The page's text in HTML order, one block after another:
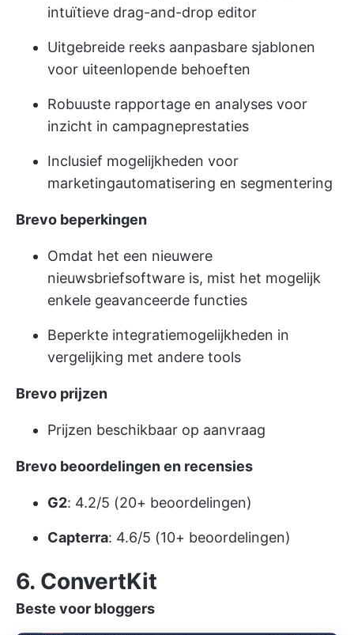
intuïtieve drag-and-drop editor
Uitgebreide reeks aanpasbare sjablonen
voor uiteenlopende behoeften
Robuuste rapportage en analyses voor
inzicht in campagneprestaties
Inclusief mogelijkheden voor
marketingautomatisering en segmentering
Brevo beperkingen
Omdat het een nieuwere
nieuwsbriefsoftware is, mist het mogelijk
enkele geavanceerde functies
Beperkte integratiemogelijkheden in
vergelijking met andere tools
Brevo prijzen
Prijzen beschikbaar op aanvraag
Brevo beoordelingen en recensies
G2: 4.2/5 (20+ beoordelingen)
Capterra: 4.6/5 (10+ beoordelingen)
6. ConvertKit
Beste voor bloggers